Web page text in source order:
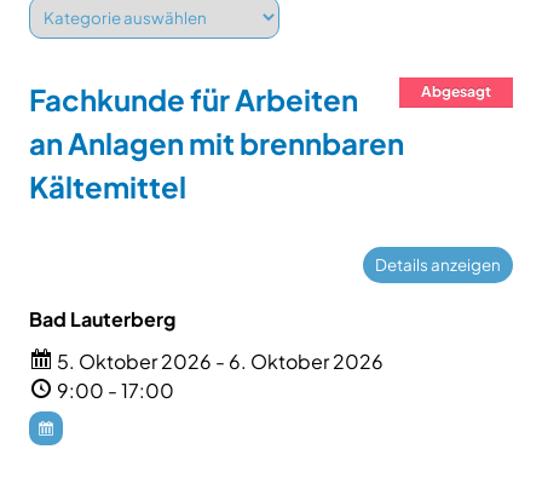
Abgesagt
Fachkunde für Arbeiten
an Anlagen mit brennbaren
Kältemittel
Bad Lauterberg
5. Oktober 2026 - 6. Oktober 2026
9:00 - 17:00